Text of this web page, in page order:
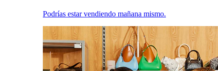
Podrías estar vendiendo mañana mismo.